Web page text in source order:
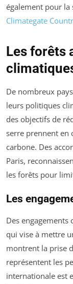
également pour la
Climategate
Les forêts
De nombreux
leurs politiques
des objectifs de
serre prennent en
carbone. Des
Paris,
les forêts pour
Les
Des engagements
qui vise à mettre
montrent la prise
représentent les
internationale est